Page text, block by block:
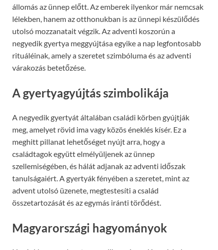
állomás az ünnep előtt. Az emberek ilyenkor már nemcsak
lélekben, hanem az otthonukban is az ünnepi készülődés
utolsó mozzanatait végzik. Az adventi koszorún a
negyedik gyertya meggyújtása egyike a nap legfontosabb
rituáléinak, amely a szeretet szimbóluma és az adventi
várakozás betetőzése.
A gyertyagyújtás szimbolikája
A negyedik gyertyát általában családi körben gyújtják
meg, amelyet rövid ima vagy közös éneklés kísér. Ez a
meghitt pillanat lehetőséget nyújt arra, hogy a
családtagok együtt elmélyüljenek az ünnep
szellemiségében, és hálát adjanak az adventi időszak
tanulságaiért. A gyertyák fényében a szeretet, mint az
advent utolsó üzenete, megtestesíti a család
összetartozását és az egymás iránti törődést.
Magyarországi hagyományok